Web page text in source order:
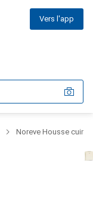
Vers l'app
Noreve Housse cuir